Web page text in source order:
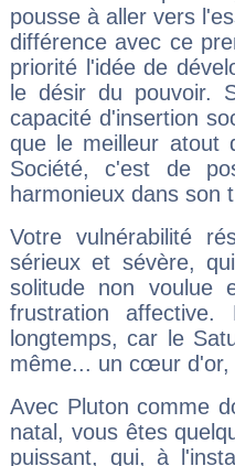
pousse à aller vers
différence avec ce
priorité l'idée de
le désir du pouvoir.
capacité d'insertion
que le meilleur atout
Société, c'est de
harmonieux dans son
Votre vulnérabilité
sérieux et sévère,
solitude non voulue
frustration
longtemps, car le
même... un cœur d'or,
Avec Pluton comme
natal, vous êtes
puissant, qui, à